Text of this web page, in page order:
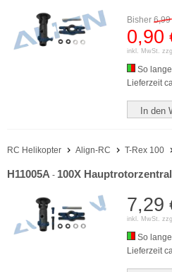
Bisher 6,99
0,90
inkl. MwSt.
So
Lieferzeit
In den
RC Helikopter Align-RC T-Rex 100
H11005A - 100X
7,29
inkl. MwSt.
So
Lieferzeit